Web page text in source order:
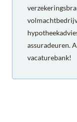
assuradeuren.
vacaturebank!